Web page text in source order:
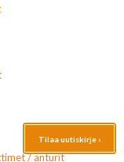
/ anturit
Tilaa uutiskirje ›